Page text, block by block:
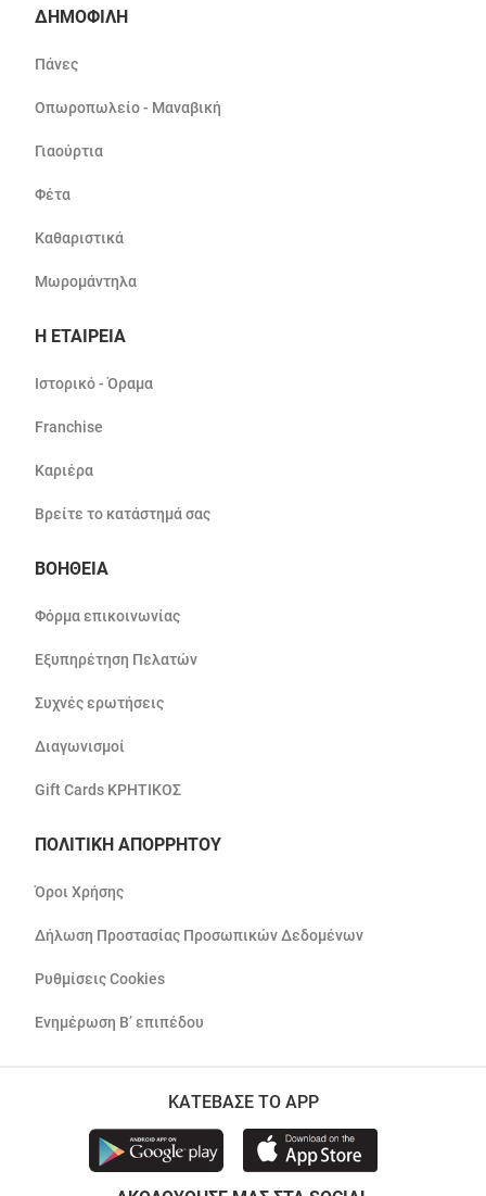
ΔΗΜΟΦΙΛΗ
Πάνες
Οπωροπωλείο - Μαναβική
Γιαούρτια
Φέτα
Καθαριστικά
Μωρομάντηλα
Η ΕΤΑΙΡΕΙΑ
Ιστορικό - Όραμα
Franchise
Καριέρα
Βρείτε το κατάστημά σας
ΒΟΗΘΕΙΑ
Φόρμα επικοινωνίας
Εξυπηρέτηση Πελατών
Συχνές ερωτήσεις
Διαγωνισμοί
Gift Cards ΚΡΗΤΙΚΟΣ
ΠΟΛΙΤΙΚΗ ΑΠΟΡΡΗΤΟΥ
Όροι Χρήσης
Δήλωση Προστασίας Προσωπικών Δεδομένων
Ρυθμίσεις Cookies
Ενημέρωση Β’ επιπέδου
ΚΑΤΕΒΑΣΕ ΤΟ APP